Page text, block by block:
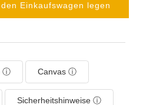
Einkaufswagen legen
ⓘ Canvas ⓘ
Sicherheitshinweise ⓘ